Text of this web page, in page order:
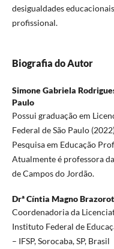
desigualdades
profissional.
Biografia do Autor
Simone Gabriela
Paulo
Possui graduação em
Federal de São Paulo
Pesquisa em Educação
Atualmente é professora
de Campos do Jordão.
Drª Cíntia Magno
Coordenadoria da
Instituto Federal de
– IFSP, Sorocaba, SP, Brasil